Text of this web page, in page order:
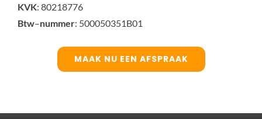
KVK: 80218776
Btw–nummer: 500050351B01
MAAK NU EEN AFSPRAAK